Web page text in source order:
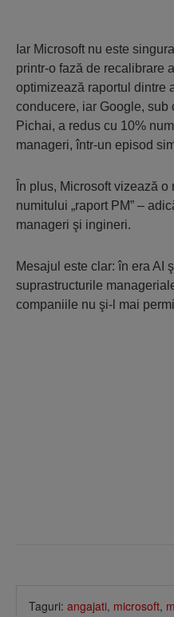
Iar Microsoft nu este
printr-o fază de recalibrare
optimizează raportul dintre
conducere, iar Google,
Pichai, a redus cu 10%
manageri, într-un episod
În plus, Microsoft vizează
numitului „raport PM” –
manageri şi ingineri.
Mesajul este clar: în era AI
suprastructurile
companiile nu şi-l mai
Taguri: angajati, microsoft,